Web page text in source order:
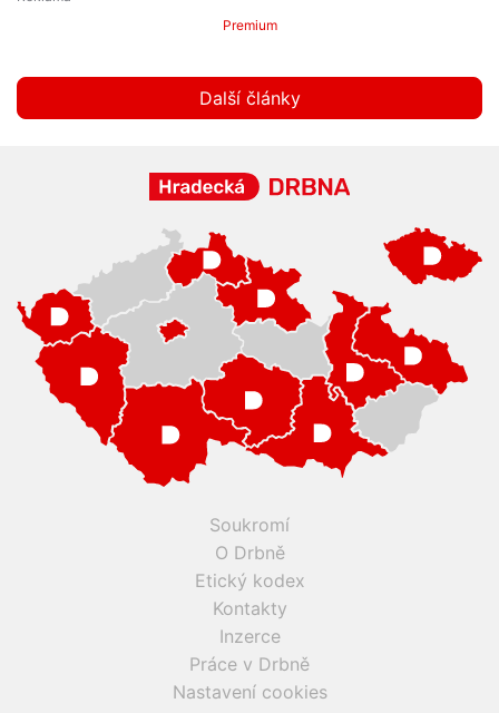
Premium
Další články
Soukromí
O Drbně
Etický kodex
Kontakty
Inzerce
Práce v Drbně
Nastavení cookies